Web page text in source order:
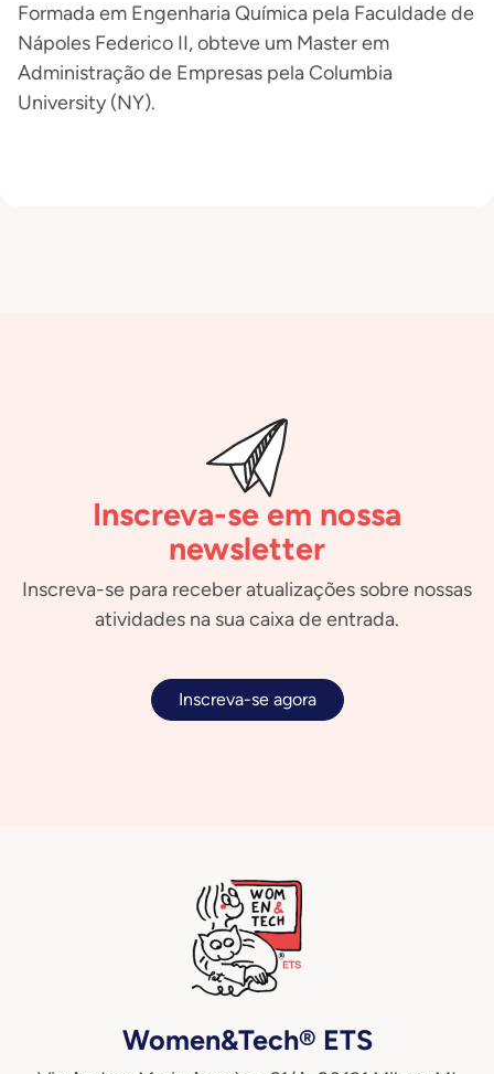
Formada em Engenharia Química pela Faculdade de
Nápoles Federico II, obteve um Master em
Administração de Empresas pela Columbia
University (NY).
Inscreva-se em nossa
newsletter
Inscreva-se para receber atualizações sobre nossas
atividades na sua caixa de entrada.
Inscreva-se agora
Women&Tech® ETS